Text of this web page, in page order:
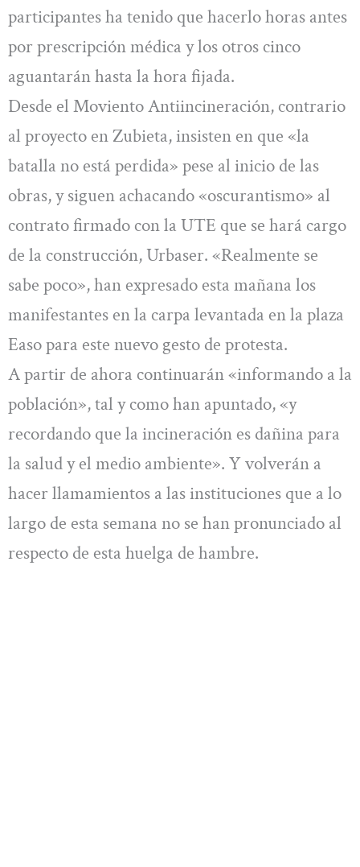
participantes ha tenido que hacerlo horas antes
por prescripción médica y los otros cinco
aguantarán hasta la hora fijada.
Desde el Moviento Antiincineración, contrario
al proyecto en Zubieta, insisten en que «la
batalla no está perdida» pese al inicio de las
obras, y siguen achacando «oscurantismo» al
contrato firmado con la UTE que se hará cargo
de la construcción, Urbaser. «Realmente se
sabe poco», han expresado esta mañana los
manifestantes en la carpa levantada en la plaza
Easo para este nuevo gesto de protesta.
A partir de ahora continuarán «informando a la
población», tal y como han apuntado, «y
recordando que la incineración es dañina para
la salud y el medio ambiente». Y volverán a
hacer llamamientos a las instituciones que a lo
largo de esta semana no se han pronunciado al
respecto de esta huelga de hambre.